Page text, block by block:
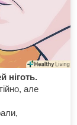
ніготь.
але